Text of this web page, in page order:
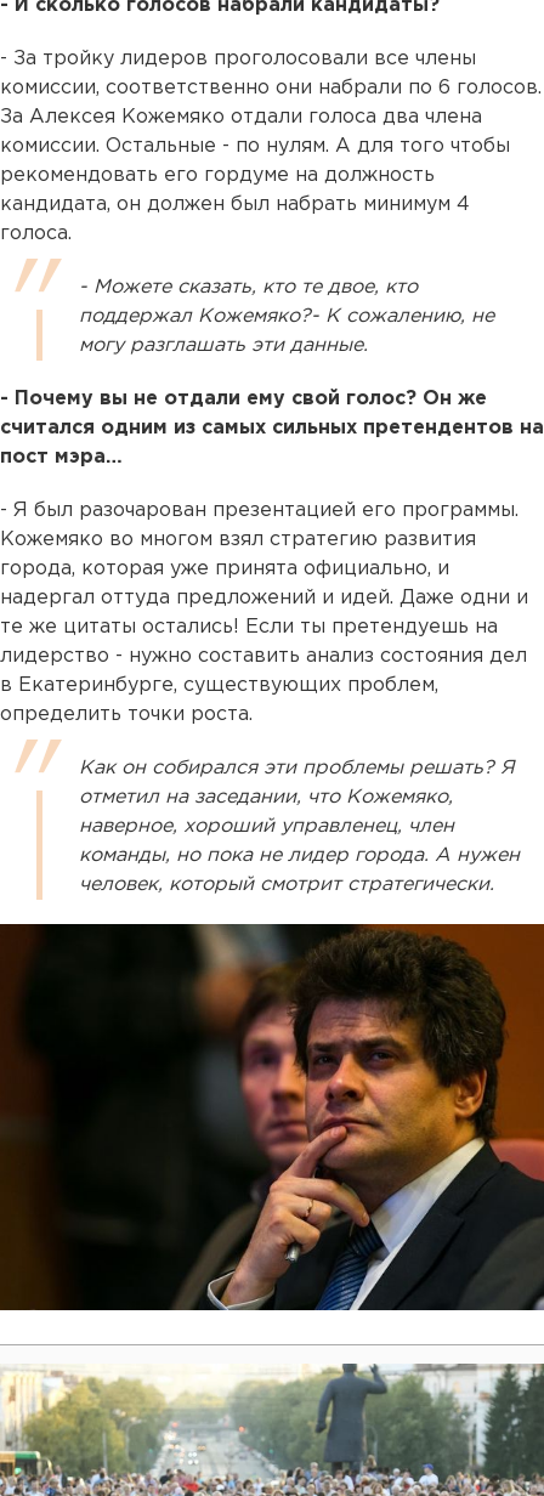
- И сколько голосов набрали кандидаты?
- За тройку лидеров проголосовали все члены
комиссии, соответственно они набрали по 6 голосов.
За Алексея Кожемяко отдали голоса два члена
комиссии. Остальные - по нулям. А для того чтобы
рекомендовать его гордуме на должность
кандидата, он должен был набрать минимум 4
голоса.
- Можете сказать, кто те двое, кто
поддержал Кожемяко?- К сожалению, не
могу разглашать эти данные.
- Почему вы не отдали ему свой голос? Он же
считался одним из самых сильных претендентов на
пост мэра…
- Я был разочарован презентацией его программы.
Кожемяко во многом взял стратегию развития
города, которая уже принята официально, и
надергал оттуда предложений и идей. Даже одни и
те же цитаты остались! Если ты претендуешь на
лидерство - нужно составить анализ состояния дел
в Екатеринбурге, существующих проблем,
определить точки роста.
Как он собирался эти проблемы решать? Я
отметил на заседании, что Кожемяко,
наверное, хороший управленец, член
команды, но пока не лидер города. А нужен
человек, который смотрит стратегически.